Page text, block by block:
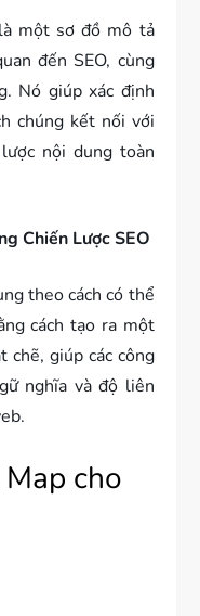
một sơ đồ mô tả
đến SEO, cùng
Nó giúp xác định
chúng kết nối với
nội dung toàn
Chiến Lược SEO
theo cách có thể
cách tạo ra một
giúp các công
nghĩa và độ liên
cho